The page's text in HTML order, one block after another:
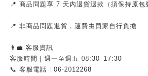
📍 商品問題享 7 天內退貨退款（須保持原包
📍 非商品問題退貨，運費由買家自行負擔
👩‍💼 客服資訊
客服時間｜週一至週五 08:30–17:30
📞 客服電話｜06-2012268